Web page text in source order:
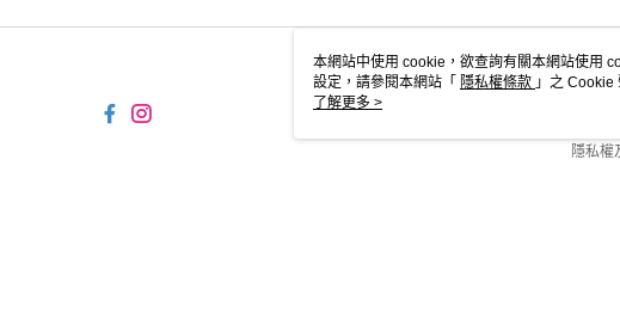
關於
隱私權
本網站中使用 cookie，欲查詢有關本網站使用
設定，請參閱本網站「 隱私權條款 」之 Cookie
使用 cookie。
了解更多 >